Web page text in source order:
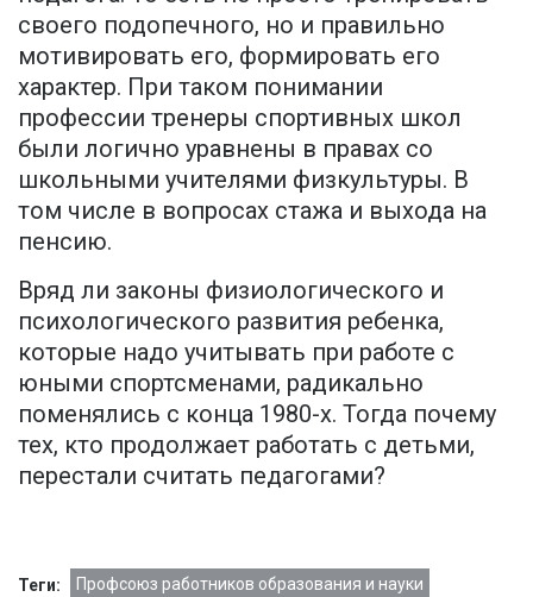
своего подопечного, но и правильно
мотивировать его, формировать его
характер. При таком понимании
профессии тренеры спортивных школ
были логично уравнены в правах со
школьными учителями физкультуры. В
том числе в вопросах стажа и выхода на
пенсию.
Вряд ли законы физиологического и
психологического развития ребенка,
которые надо учитывать при работе с
юными спортсменами, радикально
поменялись с конца 1980-х. Тогда почему
тех, кто продолжает работать с детьми,
перестали считать педагогами?
Теги: Профсоюз работников образования и науки